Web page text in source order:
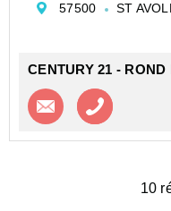
Doté d'une
57500 ST
CENTURY 21 -
Contacter
10